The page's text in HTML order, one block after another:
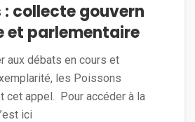
: collecte gouvern
et parlementaire
aux débats en cours et
les Poissons
cet appel. Pour accéder à la
ici